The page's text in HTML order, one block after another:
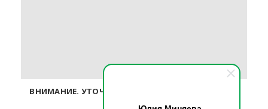
ВНИМАНИЕ. УТОЧНЯЙТЕ ЦЕНЫ У ОПЕРАТОРОВ ПО